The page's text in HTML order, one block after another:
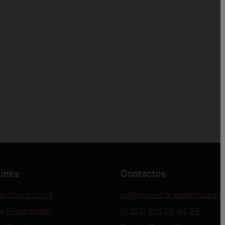
revelam paisagens de tirar o fôlego. Montanhas
Luzia®, não é apenas um ofício, mas uma
um privilégio – uma conexão entre pessoas e
Santa Luzia
Privacidade
Contactos
bd@confeitariasantaluzia.pt
(+351) 915 00 44 99